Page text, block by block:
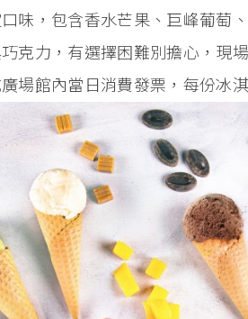
味，包含香水芒果、巨峰葡萄
克力，有選擇困難別擔心，現
場館內當日消費發票，每份冰